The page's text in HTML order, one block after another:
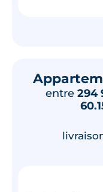
entre 294